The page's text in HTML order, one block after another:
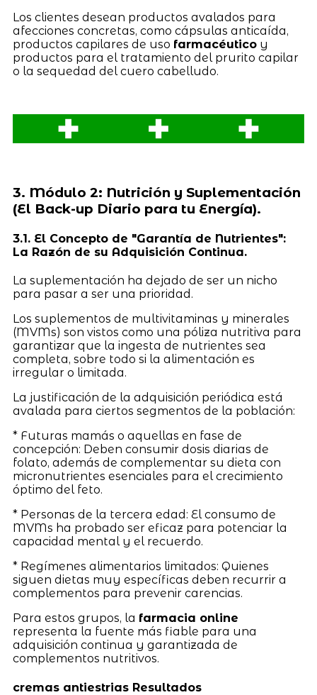
Los clientes desean productos avalados para
afecciones concretas, como cápsulas anticaída,
productos capilares de uso farmacéuticoy
productos para el tratamiento del prurito capilar
o la sequedad del cuero cabelludo.
3. Módulo 2: Nutrición y Suplementación
(El Back-up Diario para tu Energía).
3.1. El Concepto de "Garantía de Nutrientes":
La Razón de su Adquisición Continua.
La suplementación ha dejado de ser un nicho
para pasar a ser una prioridad.
Los suplementos de multivitaminas y minerales
(MVMs) son vistos como una póliza nutritiva para
garantizar que la ingesta de nutrientes sea
completa, sobre todo si la alimentación es
irregular o limitada.
La justificación de la adquisición periódica está
avalada para ciertos segmentos de la población:
* Futuras mamás o aquellas en fase de
concepción: Deben consumir dosis diarias de
folato, además de complementar su dieta con
micronutrientes esenciales para el crecimiento
óptimo del feto.
* Personas de la tercera edad: El consumo de
MVMs ha probado ser eficaz para potenciar la
capacidad mental y el recuerdo.
* Regímenes alimentarios limitados: Quienes
siguen dietas muy específicas deben recurrir a
complementos para prevenir carencias.
Para estos grupos, la farmacia online
representa la fuente más fiable para una
adquisición continua y garantizada de
complementos nutritivos.
cremas antiestrias Resultados